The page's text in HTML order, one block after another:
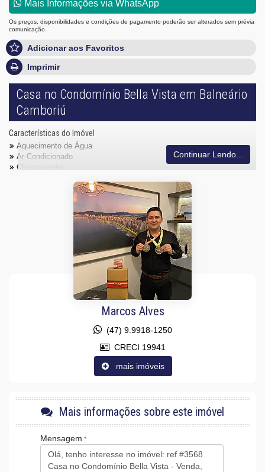
Mais Informações via WhatsApp
Os preços, disponibilidades e condições de pagamento poderão ser alterados sem prévia
comunicação.
Adicionar aos Favoritos
Imprimir
Casa no Condomínio Bella Vista em Balneário
Camboriú
Características do Imóvel
Aquecimento de Água
Ar Condicionado
Churrasqueira
Piso Porcelanato
Infra para Ar Split
Móveis Planejados
Fechadura Eletrônica
Dependência de Empregada
Sala para 2 Ambientes
Banheiro de Serviço
Banheiro Social
Suíte Master
Características do Empreendimento
Sala de Jogos
Continuar Lendo...
Marcos Alves
(47) 9.9918-1250
CRECI 19941
mais imóveis
Mais informações sobre este imóvel
Mensagem